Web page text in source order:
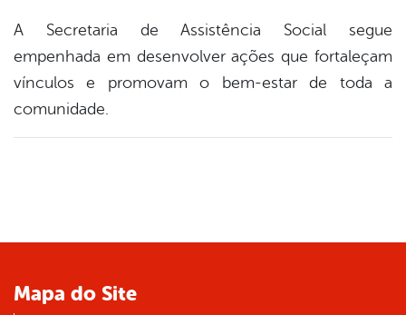
A Secretaria de Assistência Social segue
empenhada em desenvolver ações que fortaleçam
vínculos e promovam o bem-estar de toda a
comunidade.
Mapa do Site